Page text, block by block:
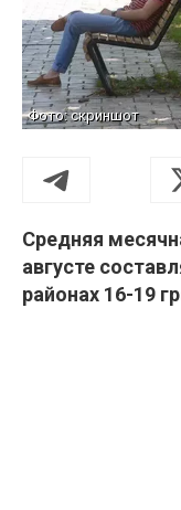
Фото: скриншот
Средняя
августе
районах 16-19